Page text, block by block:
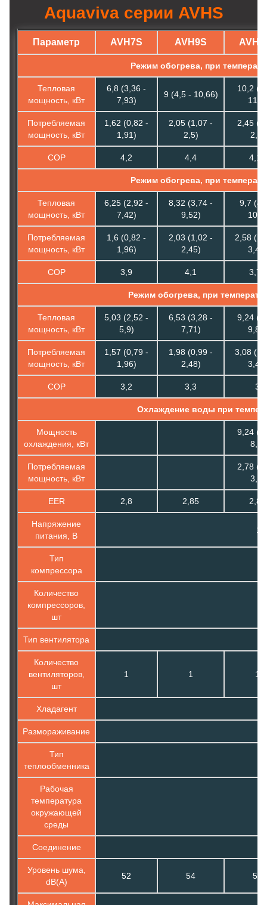
Aquaviva серии AVHS
Параметр AVH7S AVH9S
Режим обогрева, при
Тепловая
мощность, кВт
6,8 (3,36 -
7,93)
9 (4,5 - 10,66)
10,2
11,2)
Потребляемая
мощность, кВт
1,62 (0,82 -
1,91)
2,05 (1,07 -
2,5)
2,45
2,9)
COP 4,2 4,4 4,16
Режим обогрева, при
Тепловая
мощность, кВт
6,25 (2,92 -
7,42)
8,32 (3,74 -
9,52)
9,7
10,5)
Потребляемая
мощность, кВт
1,6 (0,82 -
1,96)
2,03 (1,02 -
2,45)
2,58
3,45)
COP 3,9 4,1 3,75
Режим обогрева, при
Тепловая
мощность, кВт
5,03 (2,52 -
5,9)
6,53 (3,28 -
7,71)
9,24
9,80)
Потребляемая
мощность, кВт
1,57 (0,79 -
1,96)
1,98 (0,99 -
2,48)
3,08
3,45)
COP 3,2 3,3 3
Охлаждение воды при
Мощность
охлаждения, кВт
9,24
8,5)
Потребляемая
мощность, кВт
2,78
3,5)
EER 2,8 2,85 2,81
Напряжение
питания, В
Тип
компрессора
Количество
компрессоров,
шт
Тип вентилятора
Количество
вентиляторов,
шт
1 1 1
Хладагент
Размораживание
Тип
теплообменника
Рабочая
температура
окружающей
среды
Соединение
Уровень шума,
dB(A)
52 54 54